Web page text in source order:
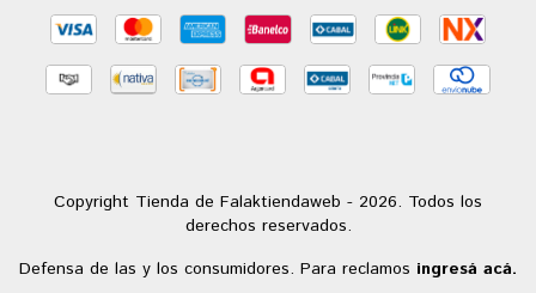
Copyright Tienda de Falaktiendaweb - 2026. Todos los
derechos reservados.
Defensa de las y los consumidores. Para reclamos ingresá acá.